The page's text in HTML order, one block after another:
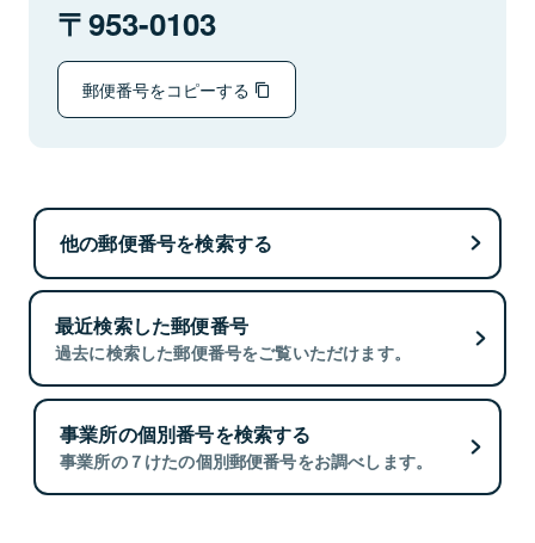
953-0103
郵便番号をコピーする
他の郵便番号を検索する
最近検索した郵便番号
過去に検索した郵便番号をご覧いただけます。
事業所の個別番号を検索する
事業所の７けたの個別郵便番号をお調べします。